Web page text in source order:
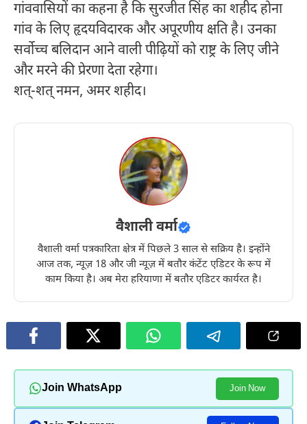
गांववासियों का कहना है कि सुरजीत सिंह का शहीद होना
गांव के लिए हृदयविदारक और अपूरणीय क्षति है। उनका
सर्वोच्च बलिदान आने वाली पीढ़ियों को राष्ट्र के लिए जीने
और मरने की प्रेरणा देता रहेगा।
शत्-शत् नमन, अमर शहीद।
वैशाली वर्मा
वैशाली वर्मा पत्रकारिता क्षेत्र में पिछले 3 साल से सक्रिय है। इन्होंने
आज तक, न्यूज़ 18 और जी न्यूज़ में बतौर कंटेंट एडिटर के रूप में
काम किया है। अब मेरा हरियाणा में बतौर एडिटर कार्यरत है।
Join WhatsApp Join Now